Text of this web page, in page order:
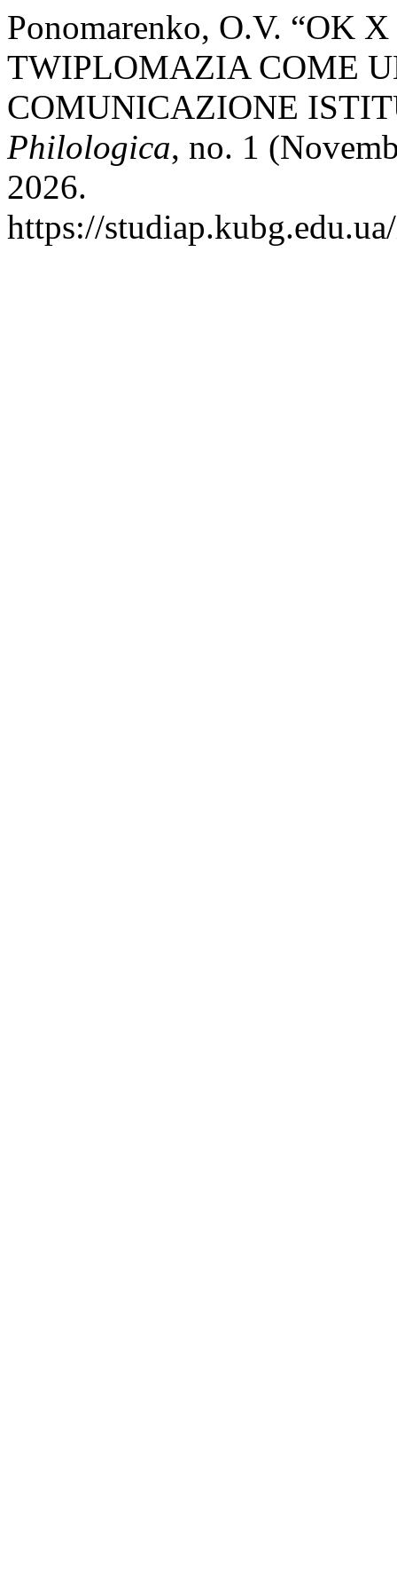
Ponomarenko, O.V. “OK
TWIPLOMAZIA COME
COMUNICAZIONE
Philologica, no. 1
2026.
https://